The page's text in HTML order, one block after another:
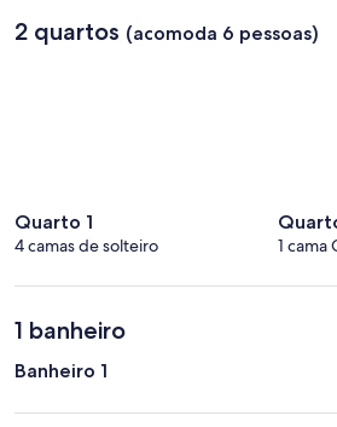
2 quartos (acomoda 6 pessoas)
Quarto 1
4 camas de solteiro 1 cama
1 banheiro
Banheiro 1